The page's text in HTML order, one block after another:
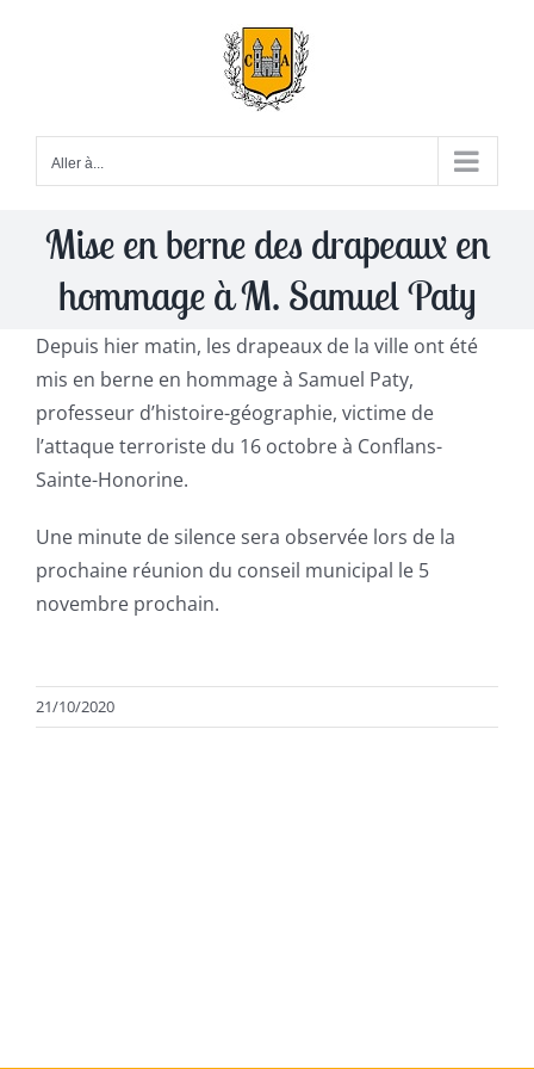
Aller à...
Mise en berne des drapeaux en
hommage à M. Samuel Paty
Depuis hier matin, les drapeaux de la ville ont été
mis en berne en hommage à Samuel Paty,
professeur d’histoire-géographie, victime de
l’attaque terroriste du 16 octobre à Conflans-
Sainte-Honorine.
Une minute de silence sera observée lors de la
prochaine réunion du conseil municipal le 5
novembre prochain.
21/10/2020